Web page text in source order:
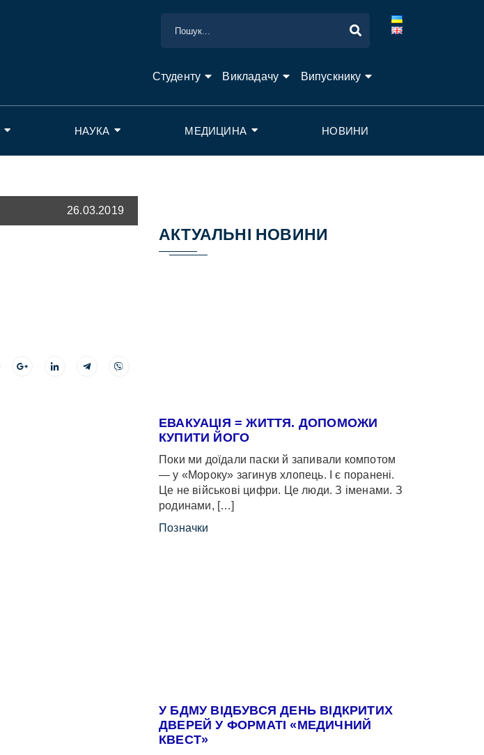
Студенту Викладачу Випускнику
НАУКА МЕДИЦИНА НОВИНИ
26.03.2019
АКТУАЛЬНІ НОВИНИ
ЕВАКУАЦІЯ = ЖИТТЯ. ДОПОМОЖИ
КУПИТИ ЙОГО
Поки ми доїдали паски й запивали компотом
— у «Мороку» загинув хлопець. І є поранені.
Це не військові цифри. Це люди. З іменами. З
родинами, […]
Позначки
У БДМУ ВІДБУВСЯ ДЕНЬ ВІДКРИТИХ
ДВЕРЕЙ У ФОРМАТІ «МЕДИЧНИЙ
КВЕСТ»